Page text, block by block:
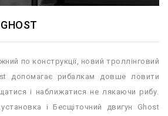
по конструкції, новий троллінговий
допомагає рибалкам довше ловити
і наближатися не лякаючи рибу.
і Бесщіточний двигун Ghost